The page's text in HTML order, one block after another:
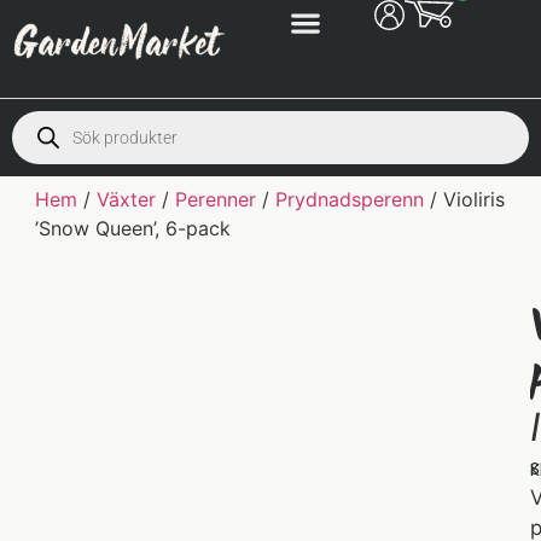
Hem /Växter / Perenner / Prydnadsperenn / Violiris
’Snow Queen’, 6-pack